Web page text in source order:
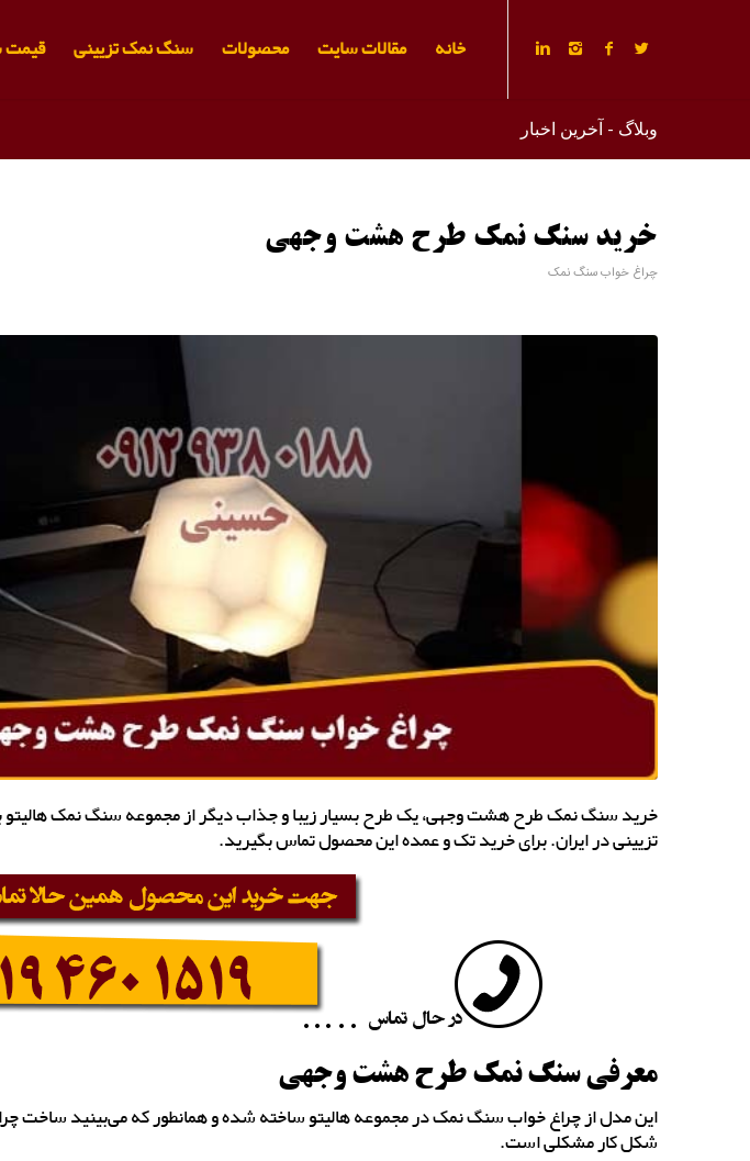
خانه مقالات سایت محصولات سنگ نمک تزیینی
وبلاگ - آخرین اخبار
خرید سنگ نمک طرح هشت وجهی
چراغ خواب سنگ نمک
خرید سنگ نمک طرح هشت وجهی، یک طرح بسیار زیبا و جذاب دیگر از مجموعه سنگ نمک هالیتو
تزیینی در ایران. برای خرید تک و عمده این محصول تماس بگیرید.
معرفی سنگ نمک طرح هشت وجهی
این مدل از چراغ خواب سنگ نمک در مجموعه هالیتو ساخته شده و همانطور که می‌بینید ساخت
شکل کار مشکلی است.